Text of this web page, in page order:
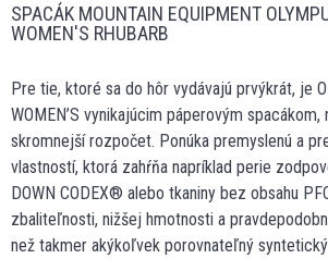
SPACÁK MOUNTAIN EQUIPMENT
WOMEN'S RHUBARB
Pre tie, ktoré sa do hôr vydávajú prvýkrát, je
WOMEN’S vynikajúcim páperovým
skromnejší rozpočet. Ponúka premyslenú a
vlastností, ktorá zahŕňa napríklad perie
DOWN CODEX® alebo tkaniny bez obsahu
zbaliteľnosti, nižšej hmotnosti a
než takmer akýkoľvek porovnateľný